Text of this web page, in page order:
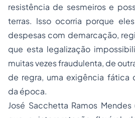
resistência de sesmeiros e
terras. Isso ocorria porque
despesas com demarcação,
que esta legalização
muitas vezes fraudulenta, de
de regra, uma exigência fática
da época.
José Sacchetta Ramos